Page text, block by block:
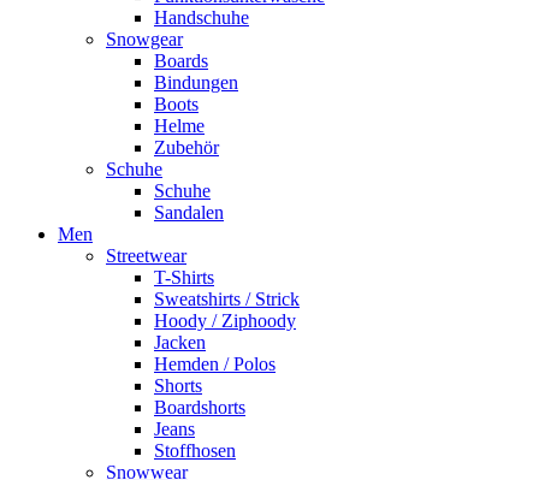
Handschuhe
Snowgear
Boards
Bindungen
Boots
Helme
Zubehör
Schuhe
Schuhe
Sandalen
Men
Streetwear
T-Shirts
Sweatshirts / Strick
Hoody / Ziphoody
Jacken
Hemden / Polos
Shorts
Boardshorts
Jeans
Stoffhosen
Snowwear